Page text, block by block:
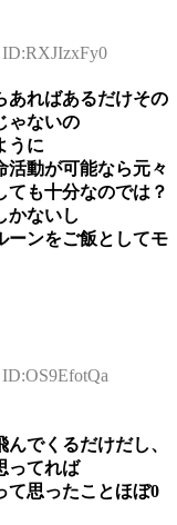
ID:RXJIzxFy0
あればあるだけその
ゃないの
うに
活動が可能なら元々
ても十分なのでは？
かないし
ーンをご飯としてモ
でくるだけだし、
ってれば
て思ったことほぼ0